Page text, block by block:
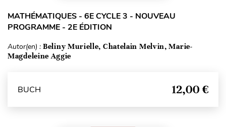
MATHÉMATIQUES - 6E CYCLE 3 - NOUVEAU
PROGRAMME - 2E ÉDITION
Autor(en) : Beliny Murielle, Chatelain Melvin, Marie-
Magdeleine Aggie
BUCH 12,00 €